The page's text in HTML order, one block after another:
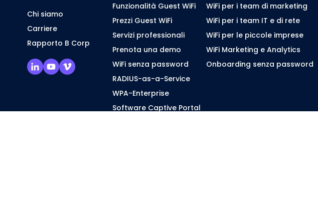
Chi siamo
Carriere
Rapporto B Corp
Funzionalità Guest WiFi
Prezzi Guest WiFi
Servizi professionali
Prenota una demo
WiFi senza password
RADIUS-as-a-Service
WPA-Enterprise
Software Captive Portal
WiFi per i team di marketing
WiFi per i team IT e di rete
WiFi per le piccole imprese
WiFi Marketing e Analytics
Onboarding senza password